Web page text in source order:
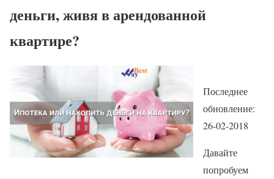
деньги, живя в арендованной
квартире?
Последнее
обновление:
26-02-2018
Давайте
попробуем